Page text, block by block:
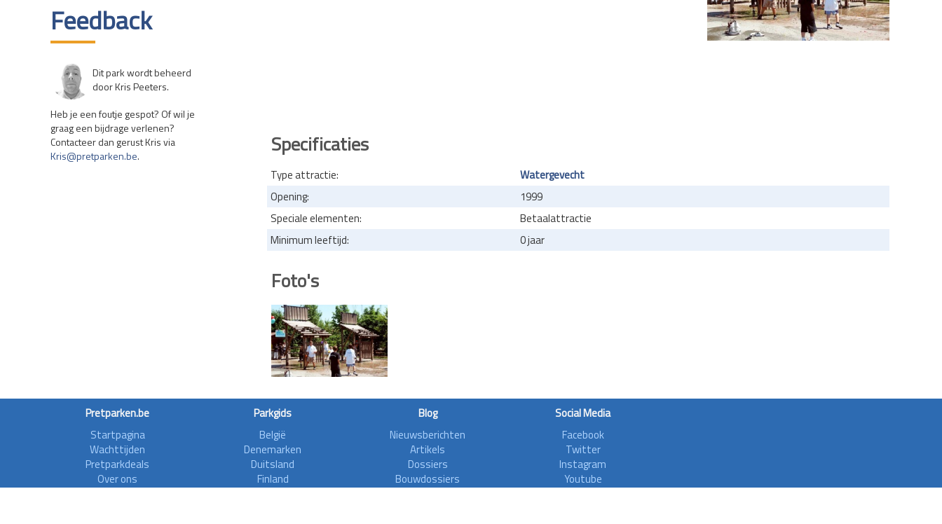
Feedback
Dit park wordt beheerd
door Kris Peeters.
Heb je een foutje gespot? Of wil je
graag een bijdrage verlenen?
Contacteer dan gerust Kris via
Kris@pretparken.be. Specificaties
Type attractie:
Watergevecht
Opening:
1999
Speciale elementen:
Betaalattractie
Minimum leeftijd:
0 jaar
Foto's
Pretparken.be
Startpagina
Wachttijden
Pretparkdeals
Over ons
Parkgids
België
Denemarken
Duitsland
Finland
Blog
Nieuwsberichten
Artikels
Dossiers
Bouwdossiers
Social Media
Facebook
Twitter
Instagram
Youtube